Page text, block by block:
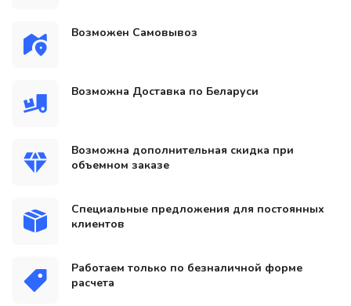
Возможен Самовывоз
Возможна Доставка по Беларуси
Возможна дополнительная скидка при
объемном заказе
Специальные предложения для постоянных
клиентов
Работаем только по безналичной форме
расчета